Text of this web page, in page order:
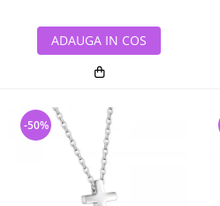
ADAUGA IN COS
-50%